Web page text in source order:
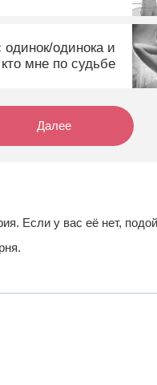
одинок/одинока и
мне по судьбе
Далее
Если у вас её нет,